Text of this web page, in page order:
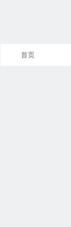
首页